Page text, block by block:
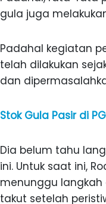
gula juga
Padahal kegiatan
telah dilakukan
dan
Stok Gula Pasir di
Dia belum tahu
ini. Untuk saat ini,
menunggu langkah
takut setelah